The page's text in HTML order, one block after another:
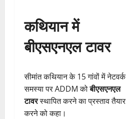
कथियान में
बीएसएनएल टावर
सीमांत कथियान के 15 गांवों में नेटवर्क
समस्या पर ADDM कोबीएसएनएल
टावरस्थापित करने का प्रस्ताव तैयार
करने को कहा।